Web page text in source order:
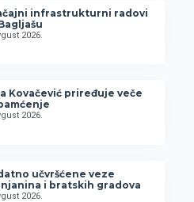
infrastrukturni radovi
2026.
Kovačević priređuje veče
2026.
učvršćene veze
i bratskih gradova
2026.